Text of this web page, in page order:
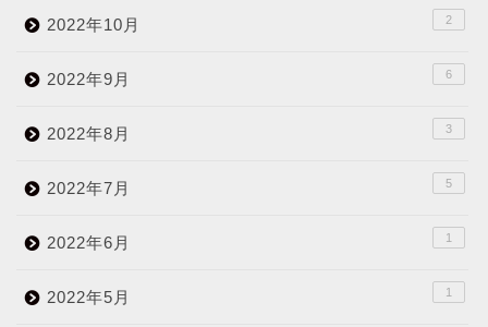
2022年10月 2
2022年9月 6
2022年8月 3
2022年7月 5
2022年6月 1
2022年5月 1